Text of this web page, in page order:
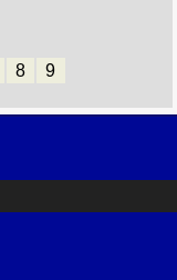
8 9